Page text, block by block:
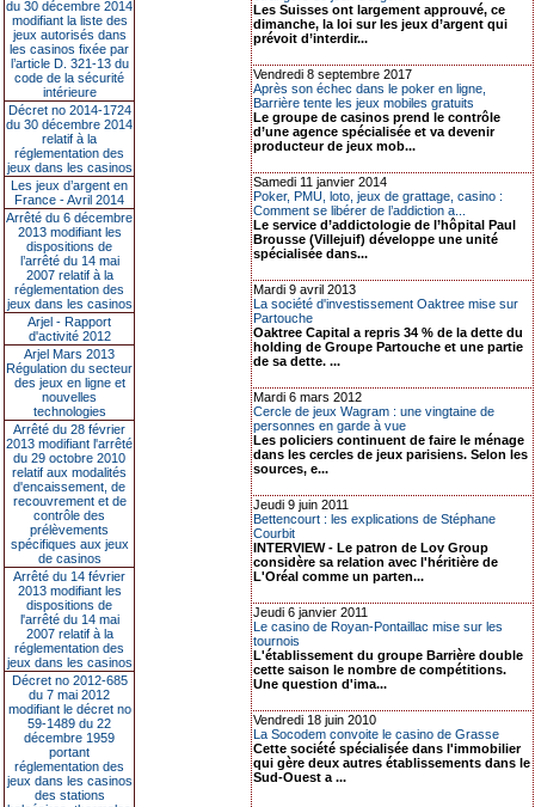
du 30 décembre 2014
modifiant la liste des
jeux autorisés dans
les casinos fixée par
l’article D. 321-13 du
code de la sécurité
intérieure
Décret no 2014-1724
du 30 décembre 2014
relatif à la
réglementation des
jeux dans les casinos
Les jeux d’argent en
France - Avril 2014
Arrêté du 6 décembre
2013 modifiant les
dispositions de
l’arrêté du 14 mai
2007 relatif à la
réglementation des
jeux dans les casinos
Arjel - Rapport
d'activité 2012
Arjel Mars 2013
Régulation du secteur
des jeux en ligne et
nouvelles
technologies
Arrêté du 28 février
2013 modifiant l'arrêté
du 29 octobre 2010
relatif aux modalités
d'encaissement, de
recouvrement et de
contrôle des
prélèvements
spécifiques aux jeux
de casinos
Arrêté du 14 février
2013 modifiant les
dispositions de
l'arrêté du 14 mai
2007 relatif à la
réglementation des
jeux dans les casinos
Décret no 2012-685
du 7 mai 2012
modifiant le décret no
59-1489 du 22
décembre 1959
portant
réglementation des
jeux dans les casinos
des stations
Les Suisses ont largement approuvé, ce
dimanche, la loi sur les jeux d’argent qui
prévoit d’interdir...
Vendredi 8 septembre 2017
Après son échec dans le poker en ligne,
Barrière tente les jeux mobiles gratuits
Le groupe de casinos prend le contrôle
d’une agence spécialisée et va devenir
producteur de jeux mob...
Samedi 11 janvier 2014
Poker, PMU, loto, jeux de grattage, casino :
Comment se libérer de l’addiction a...
Le service d’addictologie de l’hôpital Paul
Brousse (Villejuif) développe une unité
spécialisée dans...
Mardi 9 avril 2013
La société d'investissement Oaktree mise sur
Partouche
Oaktree Capital a repris 34 % de la dette du
holding de Groupe Partouche et une partie
de sa dette. ...
Mardi 6 mars 2012
Cercle de jeux Wagram : une vingtaine de
personnes en garde à vue
Les policiers continuent de faire le ménage
dans les cercles de jeux parisiens. Selon les
sources, e...
Jeudi 9 juin 2011
Bettencourt : les explications de Stéphane
Courbit
INTERVIEW - Le patron de Lov Group
considère sa relation avec l'héritière de
L'Oréal comme un parten...
Jeudi 6 janvier 2011
Le casino de Royan-Pontaillac mise sur les
tournois
L'établissement du groupe Barrière double
cette saison le nombre de compétitions.
Une question d'ima...
Vendredi 18 juin 2010
La Socodem convoite le casino de Grasse
Cette société spécialisée dans l'immobilier
qui gère deux autres établissements dans le
Sud-Ouest a ...